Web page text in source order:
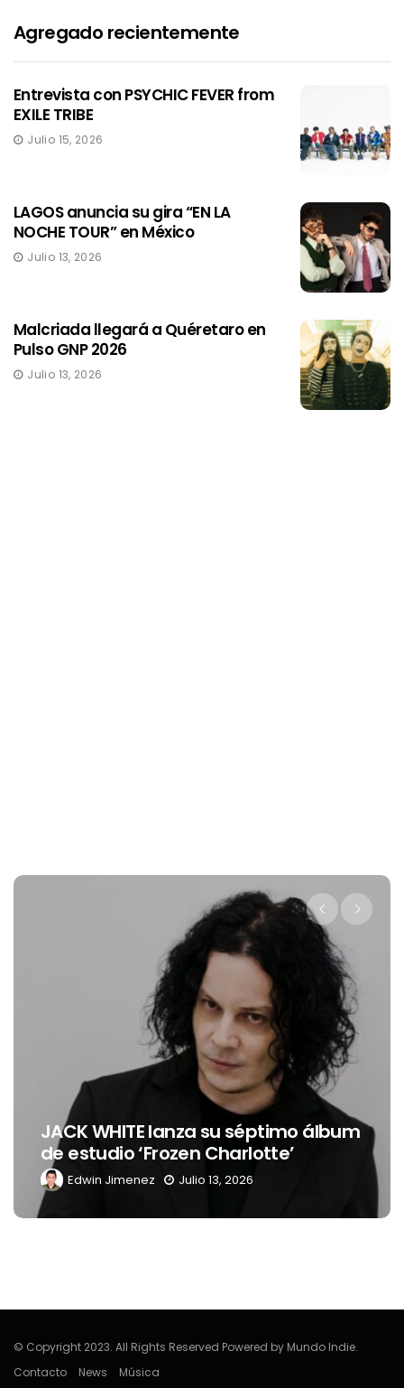
Agregado recientemente
Entrevista con PSYCHIC FEVER from
EXILE TRIBE
Julio 15, 2026
LAGOS anuncia su gira “EN LA
NOCHE TOUR” en México
Julio 13, 2026
Malcriada llegará a Quéretaro en
Pulso GNP 2026
Julio 13, 2026
JACK WHITE lanza su séptimo álbum
de estudio ‘Frozen Charlotte’
Edwin Jimenez Julio 13, 2026
© Copyright 2023. All Rights Reserved Powered by Mundo Indie.
Contacto
News Música